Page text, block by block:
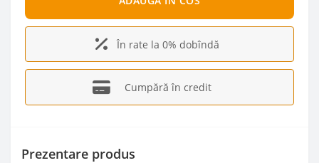
În rate la 0% dobîndă
Cumpără în credit
Prezentare produs